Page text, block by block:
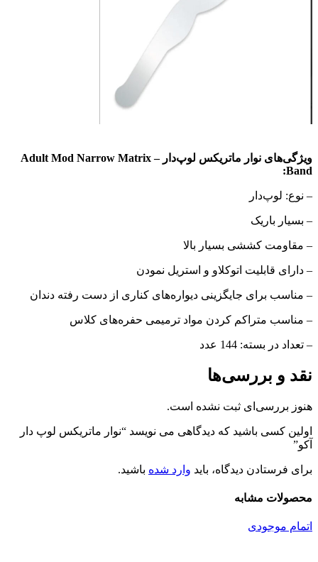
ویژگی‌های نوار ماتریکس لوپ‌دار – Adult Mod Narrow Matrix
Band:
– نوع: لوپ‌دار
– بسیار باریک
– مقاومت کششی بسیار بالا
– دارای قابلیت اتوکلاو و استریل نمودن
– مناسب برای جایگزینی دیواره‌های کناری از دست رفته دندان
– مناسب متراکم کردن مواد ترمیمی حفره‌های کلاس
– تعداد در بسته: 144 عدد
نقد و بررسی‌ها
هنوز بررسی‌ای ثبت نشده است.
اولین کسی باشید که دیدگاهی می نویسد “نوار ماتریکس لوپ دار
آکو”
برای فرستادن دیدگاه، باید وارد شده باشید.
محصولات مشابه
اتمام موجودی